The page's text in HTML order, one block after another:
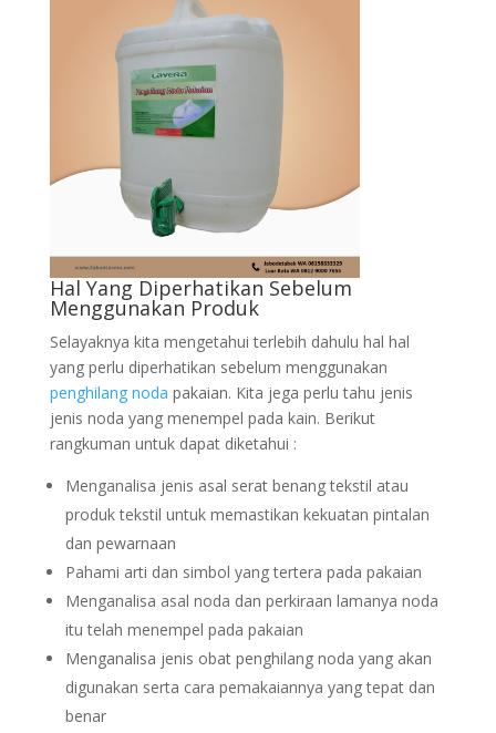
Hal Yang Diperhatikan Sebelum
Menggunakan Produk
Selayaknya kita mengetahui terlebih dahulu hal hal
yang perlu diperhatikan sebelum menggunakan
penghilang noda pakaian. Kita jega perlu tahu jenis
jenis noda yang menempel pada kain. Berikut
rangkuman untuk dapat diketahui :
Menganalisa jenis asal serat benang tekstil atau
produk tekstil untuk memastikan kekuatan pintalan
dan pewarnaan
Pahami arti dan simbol yang tertera pada pakaian
Menganalisa asal noda dan perkiraan lamanya noda
itu telah menempel pada pakaian
Menganalisa jenis obat penghilang noda yang akan
digunakan serta cara pemakaiannya yang tepat dan
benar